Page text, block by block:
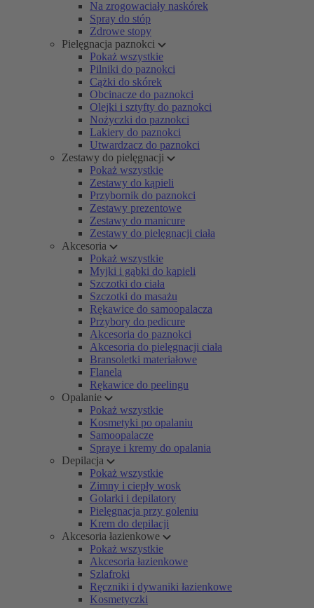
Na zrogowaciały naskórek
Spray do stóp
Zdrowe stopy
Pielęgnacja paznokci
Pokaż wszystkie
Pilniki do paznokci
Cążki do skórek
Obcinacze do paznokci
Olejki i sztyfty do paznokci
Nożyczki do paznokci
Lakiery do paznokci
Utwardzacz do paznokci
Zestawy do pielęgnacji
Pokaż wszystkie
Zestawy do kąpieli
Przybornik do paznokci
Zestawy prezentowe
Zestawy do manicure
Zestawy do pielęgnacji ciała
Akcesoria
Pokaż wszystkie
Myjki i gąbki do kąpieli
Szczotki do ciała
Szczotki do masażu
Rękawice do samoopalacza
Przybory do pedicure
Akcesoria do paznokci
Akcesoria do pielęgnacji ciała
Bransoletki materiałowe
Flanela
Rękawice do peelingu
Opalanie
Pokaż wszystkie
Kosmetyki po opalaniu
Samoopalacze
Spraye i kremy do opalania
Depilacja
Pokaż wszystkie
Zimny i ciepły wosk
Golarki i depilatory
Pielęgnacja przy goleniu
Krem do depilacji
Akcesoria łazienkowe
Pokaż wszystkie
Akcesoria łazienkowe
Szlafroki
Ręczniki i dywaniki łazienkowe
Kosmetyczki